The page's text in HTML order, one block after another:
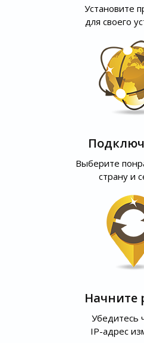
Установите
для своего
Выберите
страну и
Начните
Убедитесь
IP-адрес